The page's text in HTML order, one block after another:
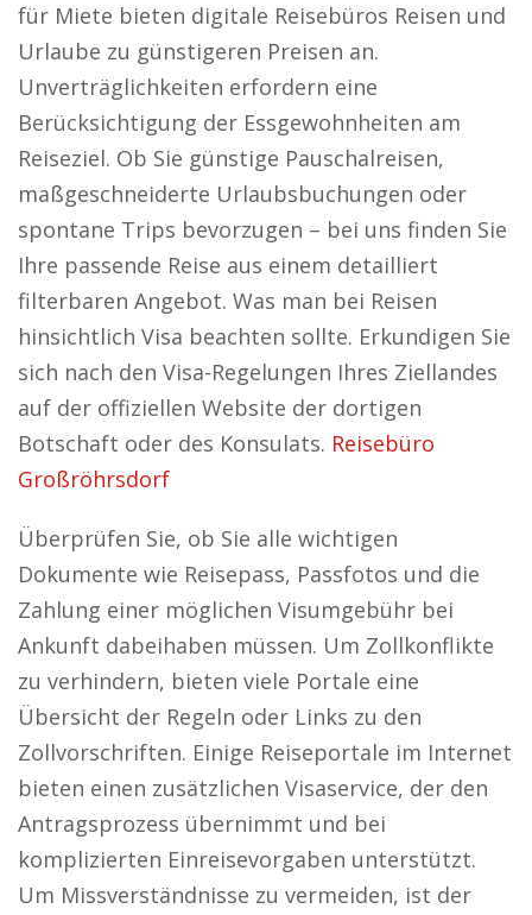
für Miete bieten digitale Reisebüros Reisen und
Urlaube zu günstigeren Preisen an.
Unverträglichkeiten erfordern eine
Berücksichtigung der Essgewohnheiten am
Reiseziel. Ob Sie günstige Pauschalreisen,
maßgeschneiderte Urlaubsbuchungen oder
spontane Trips bevorzugen – bei uns finden Sie
Ihre passende Reise aus einem detailliert
filterbaren Angebot. Was man bei Reisen
hinsichtlich Visa beachten sollte. Erkundigen Sie
sich nach den Visa-Regelungen Ihres Ziellandes
auf der offiziellen Website der dortigen
Botschaft oder des Konsulats. Reisebüro
Großröhrsdorf
Überprüfen Sie, ob Sie alle wichtigen
Dokumente wie Reisepass, Passfotos und die
Zahlung einer möglichen Visumgebühr bei
Ankunft dabeihaben müssen. Um Zollkonflikte
zu verhindern, bieten viele Portale eine
Übersicht der Regeln oder Links zu den
Zollvorschriften. Einige Reiseportale im Internet
bieten einen zusätzlichen Visaservice, der den
Antragsprozess übernimmt und bei
komplizierten Einreisevorgaben unterstützt.
Um Missverständnisse zu vermeiden, ist der